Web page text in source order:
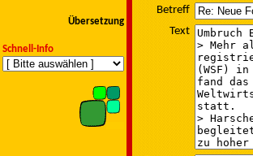
Übersetzung
Schnell-Info
Betreff
Text